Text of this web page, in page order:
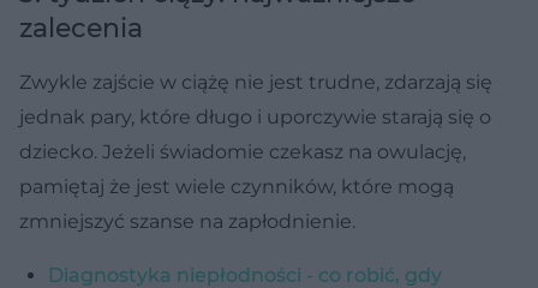
zalecenia
Zwykle zajście w ciążę nie jest trudne, zdarzają się
jednak pary, które długo i uporczywie starają się o
dziecko. Jeżeli świadomie czekasz na owulację,
pamiętaj że jest wiele czynników, które mogą
zmniejszyć szanse na zapłodnienie.
Diagnostyka niepłodności - co robić, gdy